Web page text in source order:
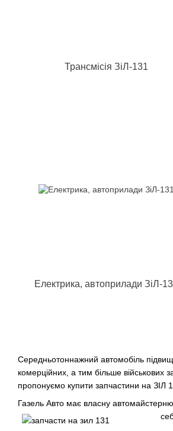
Середньотоннажний автомобіль
комерційних, а тим більше військових
пропонуємо купити запчастини на ЗІЛ
Газель Авто має власну
Трансмісія ЗіЛ-131
Електрика, автоприлади ЗіЛ-